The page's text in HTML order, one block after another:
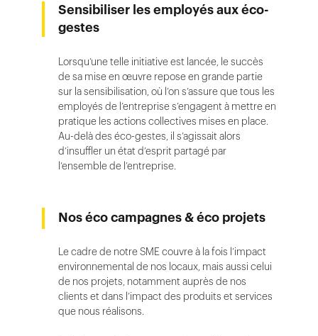
Sensibiliser les employés aux éco-
gestes
Lorsqu’une telle initiative est lancée, le succès
de sa mise en œuvre repose en grande partie
sur la sensibilisation, où l’on s’assure que tous les
employés de l’entreprise s’engagent à mettre en
pratique les actions collectives mises en place.
Au-delà des éco-gestes, il s’agissait alors
d’insuffler un état d’esprit partagé par
l’ensemble de l’entreprise.
Nos éco campagnes & éco projets
Le cadre de notre SME couvre à la fois l’impact
environnemental de nos locaux, mais aussi celui
de nos projets, notamment auprès de nos
clients et dans l’impact des produits et services
que nous réalisons.